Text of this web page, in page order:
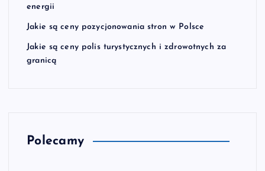
energii
Jakie są ceny pozycjonowania stron w Polsce
Jakie są ceny polis turystycznych i zdrowotnych za
granicą
Polecamy